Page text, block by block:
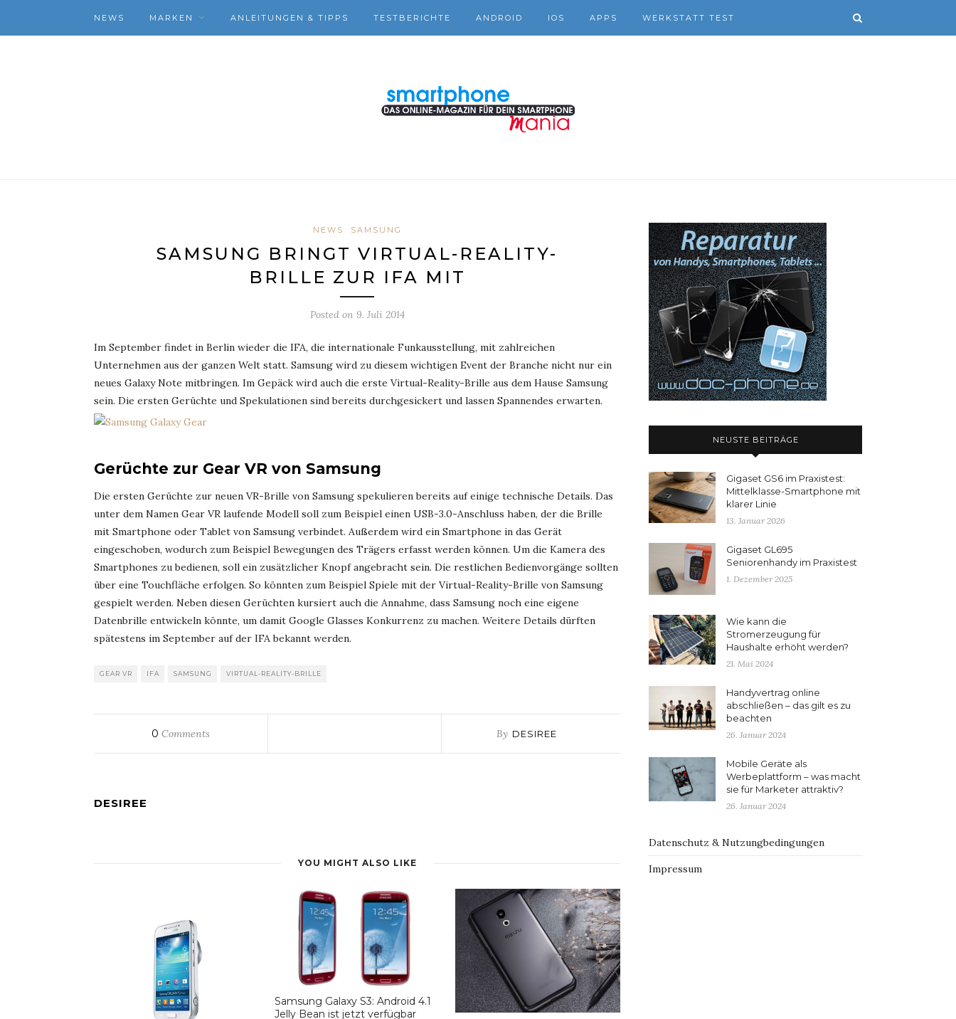
NEWS MARKEN ANLEITUNGEN & TIPPS TESTBERICHTE ANDROID IOS APPS WERKSTATT TEST
NEWS SAMSUNG
SAMSUNG BRINGT VIRTUAL-REALITY-
BRILLE ZUR IFA MIT
Posted on 9. Juli 2014
Im September findet in Berlin wieder die IFA, die internationale Funkausstellung, mit zahlreichen
Unternehmen aus der ganzen Welt statt. Samsung wird zu diesem wichtigen Event der Branche nicht nur ein
neues Galaxy Note mitbringen. Im Gepäck wird auch die erste Virtual-Reality-Brille aus dem Hause Samsung
sein. Die ersten Gerüchte und Spekulationen sind bereits durchgesickert und lassen Spannendes erwarten.
Gerüchte zur Gear VR von Samsung
Die ersten Gerüchte zur neuen VR-Brille von Samsung spekulieren bereits auf einige technische Details. Das
unter dem Namen Gear VR laufende Modell soll zum Beispiel einen USB-3.0-Anschluss haben, der die Brille
mit Smartphone oder Tablet von Samsung verbindet. Außerdem wird ein Smartphone in das Gerät
eingeschoben, wodurch zum Beispiel Bewegungen des Trägers erfasst werden können. Um die Kamera des
Smartphones zu bedienen, soll ein zusätzlicher Knopf angebracht sein. Die restlichen Bedienvorgänge sollten
über eine Touchfläche erfolgen. So könnten zum Beispiel Spiele mit der Virtual-Reality-Brille von Samsung
gespielt werden. Neben diesen Gerüchten kursiert auch die Annahme, dass Samsung noch eine eigene
Datenbrille entwickeln könnte, um damit Google Glasses Konkurrenz zu machen. Weitere Details dürften
spätestens im September auf der IFA bekannt werden.
GEAR VR IFA SAMSUNG VIRTUAL-REALITY-BRILLE
0 Comments By DESIREE
DESIREE
YOU MIGHT ALSO LIKE
Samsung Galaxy S3: Android 4.1
Jelly Bean ist jetzt verfügbar
NEUSTE BEITRÄGE
Gigaset GS6 im Praxistest:
Mittelklasse-Smartphone mit
klarer Linie
13. Januar 2026
Gigaset GL695
Seniorenhandy im Praxistest
1. Dezember 2025
Wie kann die
Stromerzeugung für
Haushalte erhöht werden?
21. Mai 2024
Handyvertrag online
abschließen – das gilt es zu
beachten
26. Januar 2024
Mobile Geräte als
Werbeplattform – was macht
sie für Marketer attraktiv?
26. Januar 2024
Datenschutz & Nutzungbedingungen
Impressum